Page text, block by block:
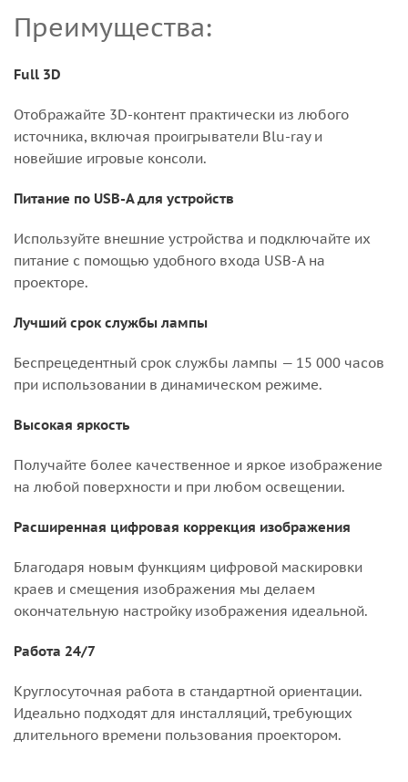
Преимущества:
Full 3D
Отображайте 3D-контент практически из любого
источника, включая проигрыватели Blu-ray и
новейшие игровые консоли.
Питание по USB-A для устройств
Используйте внешние устройства и подключайте их
питание с помощью удобного входа USB-A на
проекторе.
Лучший срок службы лампы
Беспрецедентный срок службы лампы — 15 000 часов
при использовании в динамическом режиме.
Высокая яркость
Получайте более качественное и яркое изображение
на любой поверхности и при любом освещении.
Расширенная цифровая коррекция изображения
Благодаря новым функциям цифровой маскировки
краев и смещения изображения мы делаем
окончательную настройку изображения идеальной.
Работа 24/7
Круглосуточная работа в стандартной ориентации.
Идеально подходят для инсталляций, требующих
длительного времени пользования проектором.